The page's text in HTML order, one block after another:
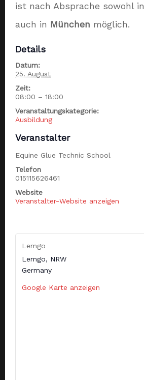
ist nach Absprache sowohl in
auch in München möglich.
Details
Datum:
25. August
Zeit:
08:00 – 18:00
Veranstaltungskategorie:
Ausbildung
Veranstalter
Equine Glue Technic School
Telefon
015115626461
Website
Veranstalter-Website anzeigen
Lemgo
Lemgo, NRW
Germany
Google Karte anzeigen